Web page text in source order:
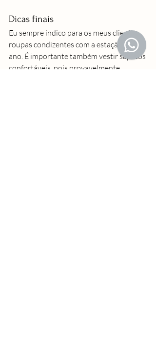
Dicas finais
Eu sempre indico para os meus clientes
roupas condizentes com a estação do
ano. É importante também vestir sapatos
confortáveis, pois provavelmente